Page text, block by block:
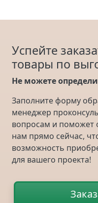
Успейте
товары по
Не можете
Заполните форму
менеджер
вопросам и поможет
нам прямо сейчас,
возможность
для вашего проекта!